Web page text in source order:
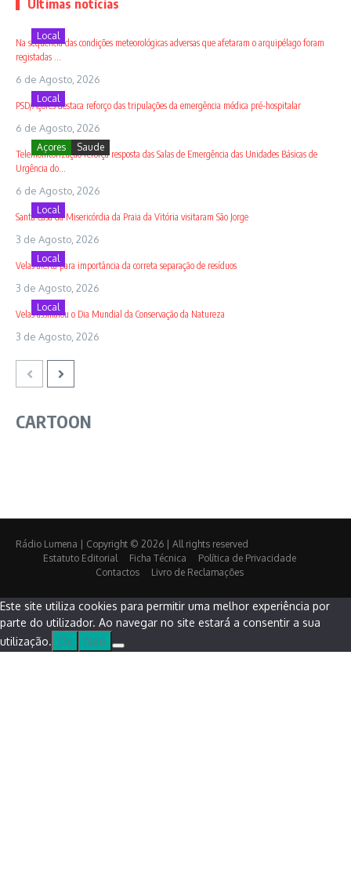
Últimas notícias
Local
Na sequência das condições meteorológicas adversas que afetaram o arquipélago foram
registadas ...
6 de Agosto, 2026
Local
PSD/Açores destaca reforço das tripulações da emergência médica pré-hospitalar
6 de Agosto, 2026
Açores Saude
Telemonitorização reforça resposta das Salas de Emergência das Unidades Básicas de
Urgência do...
6 de Agosto, 2026
Local
Santa Casa da Misericórdia da Praia da Vitória visitaram São Jorge
3 de Agosto, 2026
Local
Velas alerta para importância da correta separação de resíduos
3 de Agosto, 2026
Local
Velas assinalou o Dia Mundial da Conservação da Natureza
3 de Agosto, 2026
CARTOON
Rádio Lumena | Copyright © 2026 | All rights reserved
Estatuto Editorial
Ficha Técnica
Política de Privacidade
Contactos
Livro de Reclamações
Este site utiliza cookies para permitir uma melhor experiência por
parte do utilizador. Ao navegar no site estará a consentir a sua
utilização. Ok Não